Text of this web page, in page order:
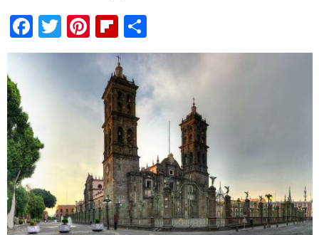
Facebook
Twitter
Pinterest
Flipboard